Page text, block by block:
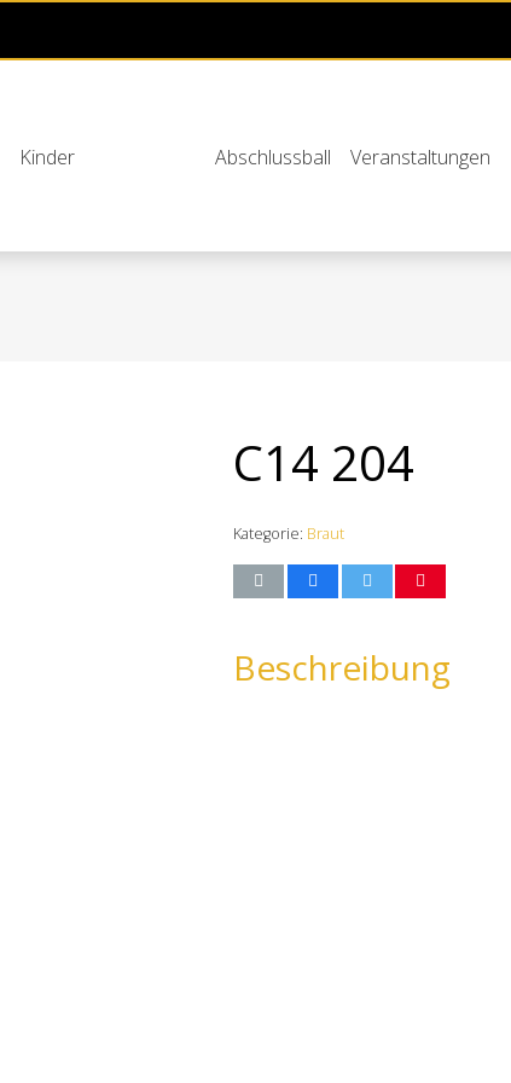
Kinder Abschlussball Veranstaltungen
C14 204
Kategorie: Braut
Beschreibung